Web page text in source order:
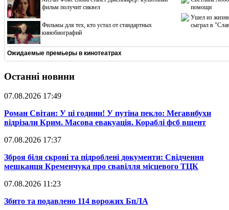
фильм получит сиквел
Фильмы для тех, кто устал от стандартных
кинобиографий
помощи
Ушел из жизни
сыграл в
Ожидаемые премьеры в кинотеатрах
Останні новини
07.08.2026 17:49
​Роман Світан: У ці години! У путіна пекло: Мегавибухи
відрізали Крим. Масова евакуація. Кораблі фсб вщент
07.08.2026 17:37
​Зброя біля скроні та підроблені документи: Свідчення
мешканця Кременчука про свавілля місцевого ТЦК
07.08.2026 11:23
​Збито та подавлено 114 ворожих БпЛА